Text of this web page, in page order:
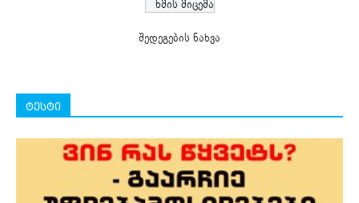
შედეგების ნახვა
ტესტი